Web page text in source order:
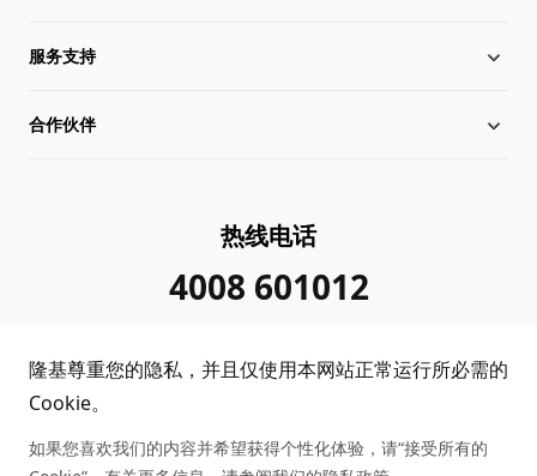
全球化布局
管理层信息
投诉举报
合规政策
硅片价格
行业动态
服务支持
下载中心
客户问题反馈
收益计算
合作伙伴
协同创新合作
热线电话
4008 601012
隆基尊重您的隐私，并且仅使用本网站正常运行所必需的
Cookie。
如果您喜欢我们的内容并希望获得个性化体验，请“接受所有的